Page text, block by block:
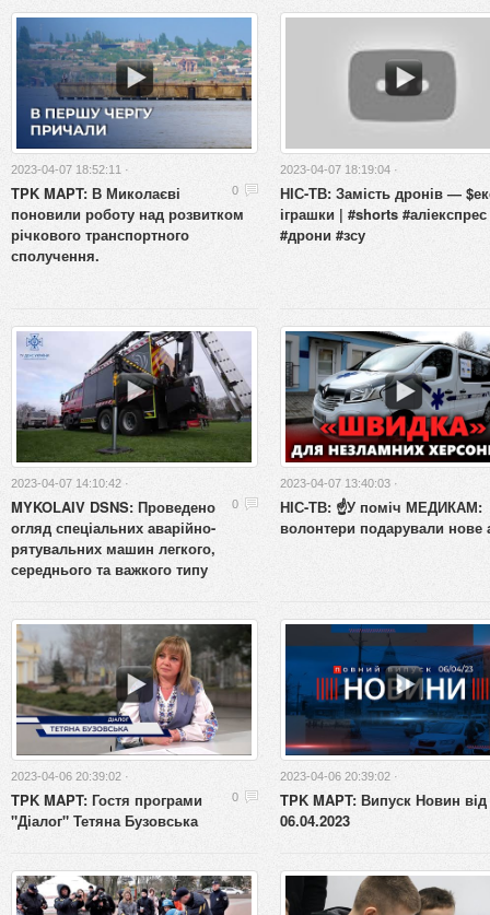
2023-04-07 18:52:11 ·
0
TPK MAPT: В Миколаєві
поновили роботу над розвитком
річкового транспортного
сполучення.
2023-04-07 18:19:04 ·
НІС-ТВ: Замість дронів —
іграшки | #shorts #аліекспрес
#дрони #зсу
2023-04-07 14:10:42 ·
0
MYKOLAIV DSNS: Проведено
огляд спеціальних аварійно-
рятувальних машин легкого,
середнього та важкого типу
2023-04-07 13:40:03 ·
НІС-ТВ: ☝️У поміч МЕДИКАМ:
волонтери подарували нове
2023-04-06 20:39:02 ·
0
TPK MAPT: Гостя програми
"Діалог" Тетяна Бузовська
2023-04-06 20:39:02 ·
TPK MAPT: Випуск Новин від
06.04.2023